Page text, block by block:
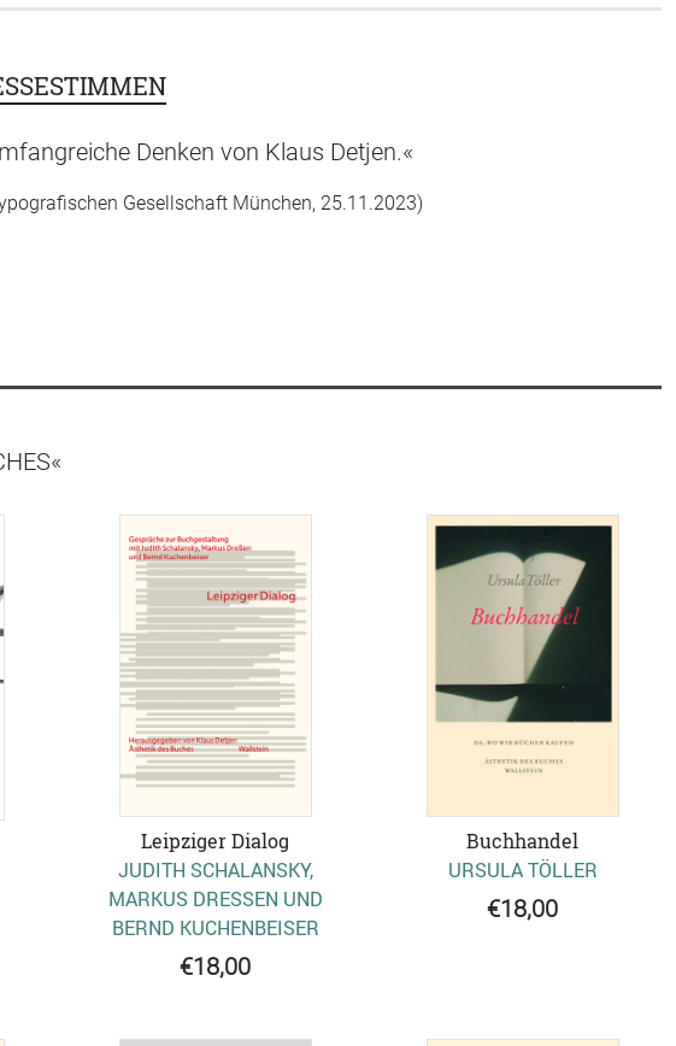
Denken von Klaus Detjen.«
Gesellschaft München, 25.11.2023)
Leipziger Dialog
JUDITH SCHALANSKY,
MARKUS DRESSEN UND B
ERND KUCHENBEISER
€18,00
Buchhandel
URSULA TÖLLER
€18,00